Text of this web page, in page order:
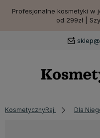
Profesjonalne kosmetyki w
od 299zł |
KosmetycznyRaj Dla